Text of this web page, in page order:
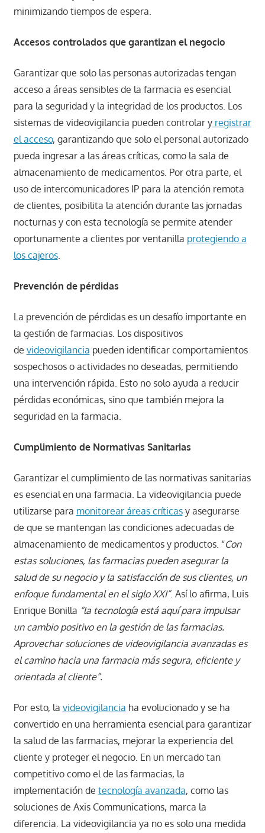
minimizando tiempos de espera.
Accesos controlados que garantizan el negocio
Garantizar que solo las personas autorizadas tengan
acceso a áreas sensibles de la farmacia es esencial
para la seguridad y la integridad de los productos. Los
sistemas de videovigilancia pueden controlar yregistrar
el acceso, garantizando que solo el personal autorizado
pueda ingresar a las áreas críticas, como la sala de
almacenamiento de medicamentos. Por otra parte, el
uso de intercomunicadores IP para la atención remota
de clientes, posibilita la atención durante las jornadas
nocturnas y con esta tecnología se permite atender
oportunamente a clientes por ventanilla protegiendo a
los cajeros.
Prevención de pérdidas
La prevención de pérdidas es un desafío importante en
la gestión de farmacias. Los dispositivos
de videovigilancia pueden identificar comportamientos
sospechosos o actividades no deseadas, permitiendo
una intervención rápida. Esto no solo ayuda a reducir
pérdidas económicas, sino que también mejora la
seguridad en la farmacia.
Cumplimiento de Normativas Sanitarias
Garantizar el cumplimiento de las normativas sanitarias
es esencial en una farmacia. La videovigilancia puede
utilizarse para monitorear áreas críticasy asegurarse
de que se mantengan las condiciones adecuadas de
almacenamiento de medicamentos y productos. “Con
estas soluciones, las farmacias pueden asegurar la
salud de su negocio y la satisfacción de sus clientes, un
enfoque fundamental en el siglo XXI”. Así lo afirma, Luis
Enrique Bonilla “la tecnología está aquí para impulsar
un cambio positivo en la gestión de las farmacias.
Aprovechar soluciones de videovigilancia avanzadas es
el camino hacia una farmacia más segura, eficiente y
orientada al cliente”.
Por esto, la videovigilancia ha evolucionado y se ha
convertido en una herramienta esencial para garantizar
la salud de las farmacias, mejorar la experiencia del
cliente y proteger el negocio. En un mercado tan
competitivo como el de las farmacias, la
implementación de tecnología avanzada, como las
soluciones de Axis Communications, marca la
diferencia. La videovigilancia ya no es solo una medida